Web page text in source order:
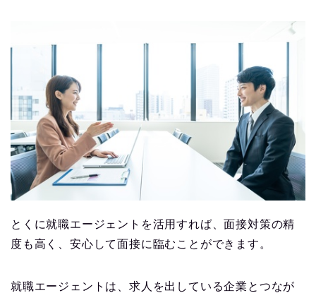
とくに就職エージェントを活用すれば、面接対策の精
度も高く、安心して面接に臨むことができます。
就職エージェントは、求人を出している企業とつなが